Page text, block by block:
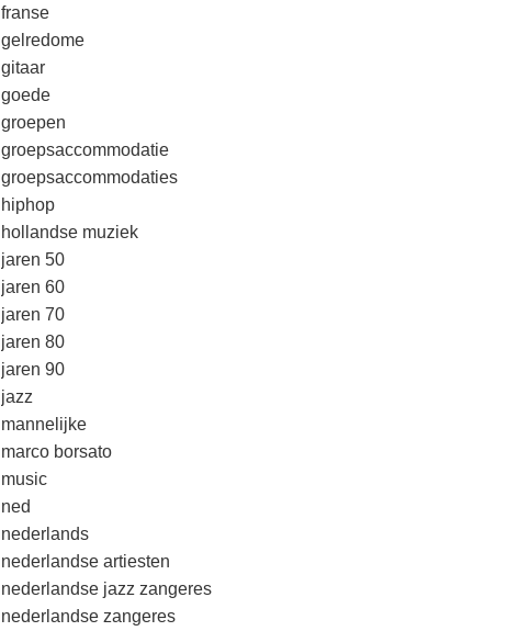
franse
gelredome
gitaar
goede
groepen
groepsaccommodatie
groepsaccommodaties
hiphop
hollandse muziek
jaren 50
jaren 60
jaren 70
jaren 80
jaren 90
jazz
mannelijke
marco borsato
music
ned
nederlands
nederlandse artiesten
nederlandse jazz zangeres
nederlandse zangeres